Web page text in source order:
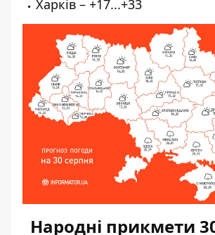
Харків – +17...+33
Народні прикмети